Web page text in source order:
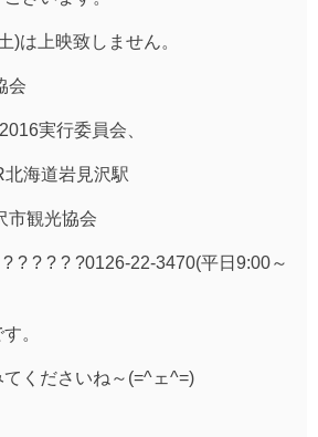
)は上映致しません。
会
実行委員会、
海道岩見沢駅
市観光協会
? ? ? ? ?0126-22-3470(平日9:00～
。
くださいね～(=^ェ^=)